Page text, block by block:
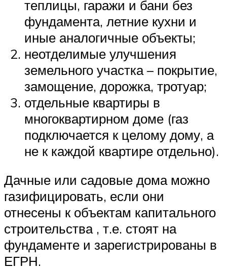
теплицы, гаражи и бани без
фундамента, летние кухни и
иные аналогичные объекты;
неотделимые улучшения
земельного участка – покрытие,
замощение, дорожка, тротуар;
отдельные квартиры в
многоквартирном доме (газ
подключается к целому дому, а
не к каждой квартире отдельно).
Дачные или садовые дома можно
газифицировать, если они
отнесены к объектам капитального
строительства , т.е. стоят на
фундаменте и зарегистрированы в
ЕГРН.